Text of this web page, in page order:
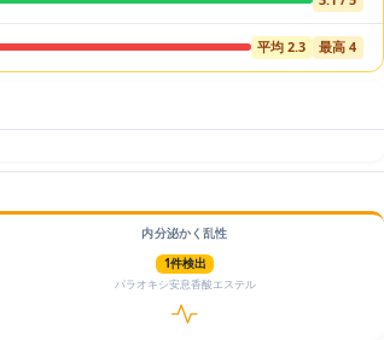
平均 2.3 最高 4
内分泌かく乱性
1件検出
パラオキシ安息香酸エステル